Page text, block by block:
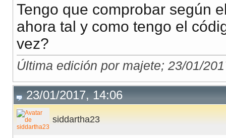
Tengo que comprobar según
ahora tal y como tengo el
vez?
Última edición por majete; 23/01/
23/01/2017, 14:06
siddartha23